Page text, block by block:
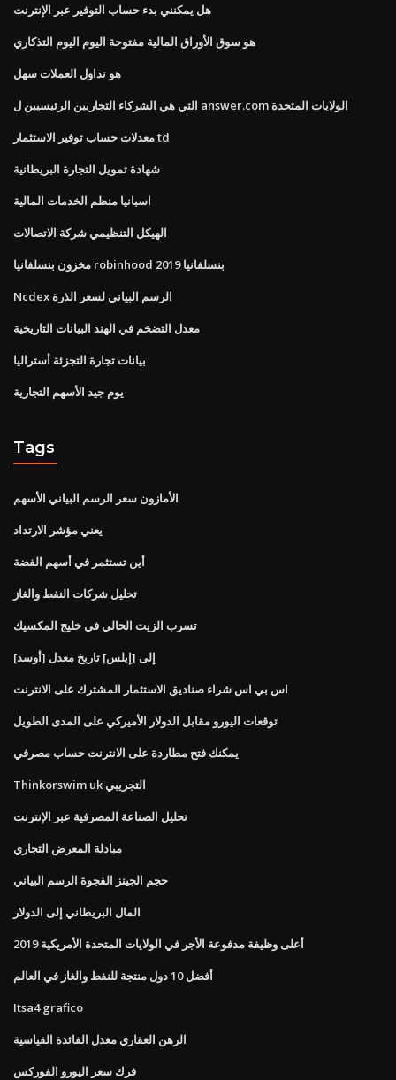
هل يمكنني بدء حساب التوفير عبر الإنترنت
هو سوق الأوراق المالية مفتوحة اليوم اليوم التذكاري
هو تداول العملات سهل
التي هي الشركاء التجاريين الرئيسيين ل answer.com الولايات المتحدة
معدلات حساب توفير الاستثمار td
شهادة تمويل التجارة البريطانية
اسبانيا منظم الخدمات المالية
الهيكل التنظيمي شركة الاتصالات
مخزون بنسلفانيا robinhood بنسلفانيا 2019
Ncdex الرسم البياني لسعر الذرة
معدل التضخم في الهند البيانات التاريخية
بيانات تجارة التجزئة أستراليا
يوم جيد الأسهم التجارية
Tags
الأمازون سعر الرسم البياني الأسهم
يعني مؤشر الارتداد
أين تستثمر في أسهم الفضة
تحليل شركات النفط والغاز
تسرب الزيت الحالي في خليج المكسيك
[أوسد] إلى [إيلس] تاريخ معدل
اس بي اس شراء صناديق الاستثمار المشترك على الانترنت
توقعات اليورو مقابل الدولار الأميركي على المدى الطويل
يمكنك فتح مطاردة على الانترنت حساب مصرفي
Thinkorswim uk التجريبي
تحليل الصناعة المصرفية عبر الإنترنت
مبادلة المعرض التجاري
حجم الجينز الفجوة الرسم البياني
المال البريطاني إلى الدولار
أعلى وظيفة مدفوعة الأجر في الولايات المتحدة الأمريكية 2019
أفضل 10 دول منتجة للنفط والغاز في العالم
Itsa4 grafico
الرهن العقاري معدل الفائدة القياسية
فرك سعر اليورو الفوركس